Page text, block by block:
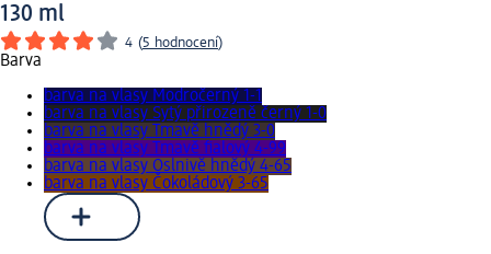
130 ml
4 (5 hodnocení)
Barva
barva na vlasy Modročerný 1-1
barva na vlasy Sytý přirozeně černý 1-0
barva na vlasy Tmavě hnědý 3-0
barva na vlasy Tmavě fialový 4-99
barva na vlasy Oslnivě hnědý 4-65
barva na vlasy Čokoládový 3-65